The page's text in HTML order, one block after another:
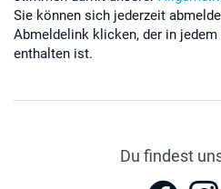
Sie können sich jederzeit
Abmeldelink klicken, der in
enthalten ist.
Du findest